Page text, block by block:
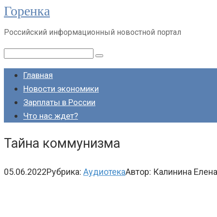
Перейти
контенту
Горенка
Российский информационный новостной портал
Поиск:
Главная
Новости экономики
Зарплаты в России
Что нас ждет?
Тайна коммунизма
05.06.2022Рубрика: АудиотекаАвтор: Калинина Елена